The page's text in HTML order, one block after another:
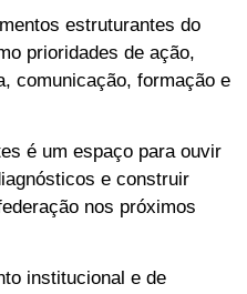
estruturantes do
prioridades de ação,
comunicação, formação e
é um espaço para ouvir
e construir
nos próximos
institucional e de